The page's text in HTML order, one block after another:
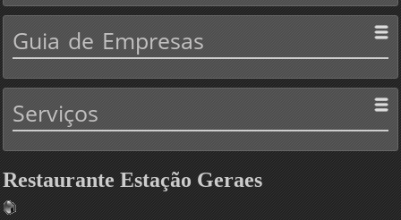
Guia de Empresas
Serviços
Restaurante Estação Geraes